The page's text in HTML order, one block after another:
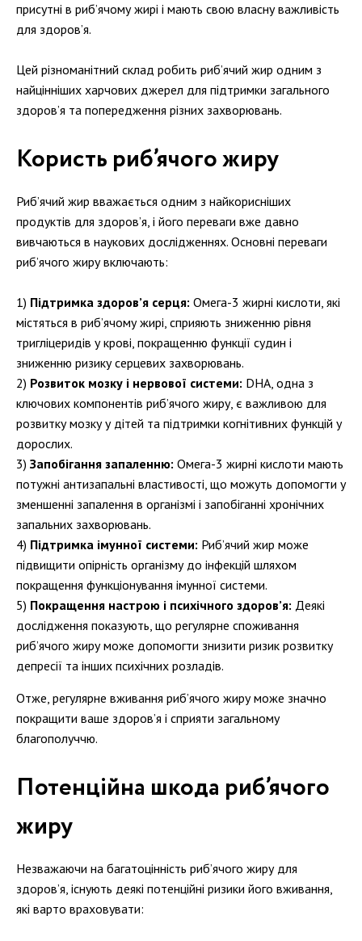
присутні в риб’ячому жирі і мають свою власну важливість
для здоров’я.
Цей різноманітний склад робить риб’ячий жир одним з
найцінніших харчових джерел для підтримки загального
здоров’я та попередження різних захворювань.
Користь риб’ячого жиру
Риб’ячий жир вважається одним з найкорисніших
продуктів для здоров’я, і його переваги вже давно
вивчаються в наукових дослідженнях. Основні переваги
риб’ячого жиру включають:
Підтримка здоров’я серця: Омега-3 жирні кислоти, які
містяться в риб’ячому жирі, сприяють зниженню рівня
тригліцеридів у крові, покращенню функції судин і
зниженню ризику серцевих захворювань.
Розвиток мозку і нервової системи: DHA, одна з
ключових компонентів риб’ячого жиру, є важливою для
розвитку мозку у дітей та підтримки когнітивних функцій у
дорослих.
Запобігання запаленню: Омега-3 жирні кислоти мають
потужні антизапальні властивості, що можуть допомогти у
зменшенні запалення в організмі і запобіганні хронічних
запальних захворювань.
Підтримка імунної системи: Риб’ячий жир може
підвищити опірність організму до інфекцій шляхом
покращення функціонування імунної системи.
Покращення настрою і психічного здоров’я: Деякі
дослідження показують, що регулярне споживання
риб’ячого жиру може допомогти знизити ризик розвитку
депресії та інших психічних розладів.
Отже, регулярне вживання риб’ячого жиру може значно
покращити ваше здоров’я і сприяти загальному
благополуччю.
Потенційна шкода риб’ячого
жиру
Незважаючи на багатоцінність риб’ячого жиру для
здоров’я, існують деякі потенційні ризики його вживання,
які варто враховувати: